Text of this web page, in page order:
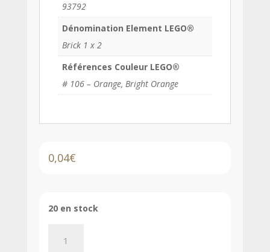
93792
Dénomination Element LEGO®
Brick 1 x 2
Références Couleur LEGO®
# 106 – Orange, Bright Orange
0,04€
20 en stock